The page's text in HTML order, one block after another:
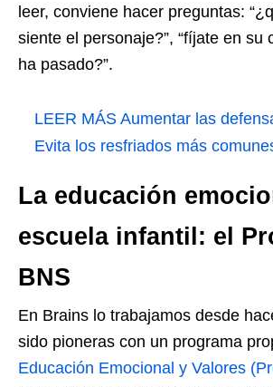
leer, conviene hacer preguntas:
siente el personaje?”, “fíjate en su
ha pasado?”.
LEER MÁS Aumentar las
Evita los resfriados más
La educación
escuela infantil: el
BNS
En Brains lo trabajamos desde
sido pioneras con un programa
Educación Emocional y Valores